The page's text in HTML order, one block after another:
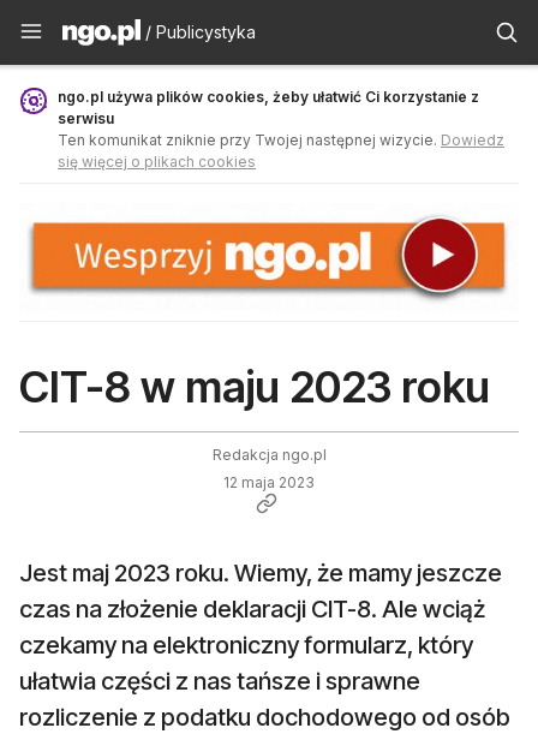
Publicystyka - ngo.pl
/ Publicystyka
ngo.pl używa plików cookies, żeby ułatwić Ci korzystanie z
serwisu
Ten komunikat zniknie przy Twojej następnej wizycie. Dowiedz
się więcej o plikach cookies
CIT-8 w maju 2023 roku
Redakcja ngo.pl
12 maja 2023
Jest maj 2023 roku. Wiemy, że mamy jeszcze
czas na złożenie deklaracji CIT-8. Ale wciąż
czekamy na elektroniczny formularz, który
ułatwia części z nas tańsze i sprawne
rozliczenie z podatku dochodowego od osób